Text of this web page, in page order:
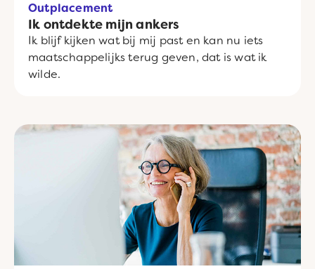
Outplacement
Ik ontdekte mijn ankers
Ik blijf kijken wat bij mij past en kan nu iets
maatschappelijks terug geven, dat is wat ik
wilde.